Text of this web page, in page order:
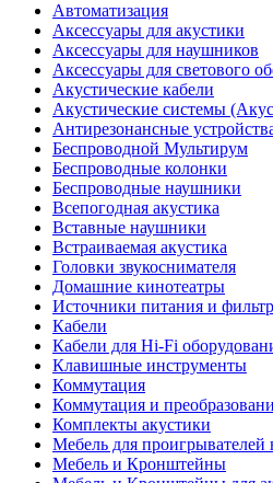
Автоматизация
Аксессуары для акустики
Аксессуары для наушников
Аксессуары для светового
Акустические кабели
Акустические системы
Антирезонансные
Беспроводной Мультирум
Беспроводные колонки
Беспроводные наушники
Всепогодная акустика
Вставные наушники
Встраиваемая акустика
Головки звукоснимателя
Домашние кинотеатры
Источники питания и
Кабели
Кабели для Hi-Fi
Клавишные инструменты
Коммутация
Коммутация и
Комплекты акустики
Мебель для проигрывателей
Мебель и Кронштейны